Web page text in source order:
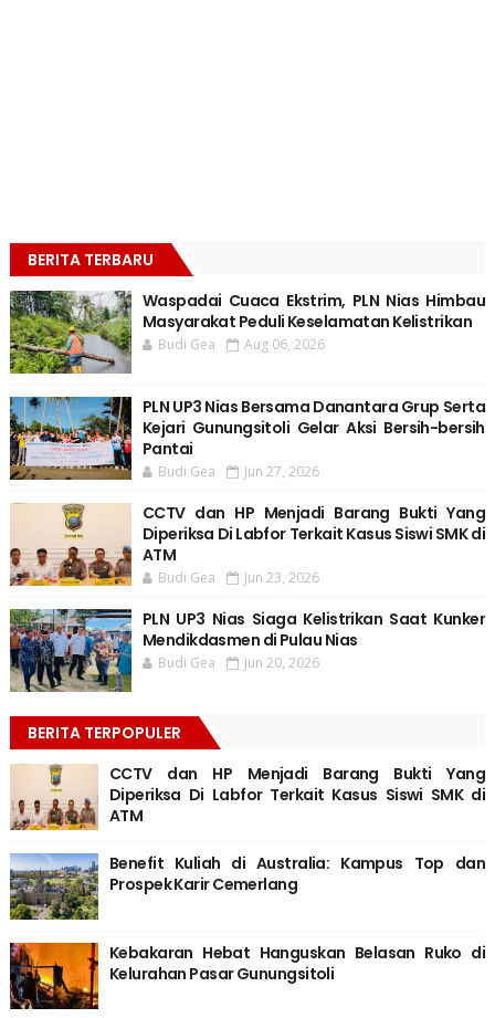
BERITA TERBARU
Waspadai Cuaca Ekstrim, PLN Nias Himbau
Masyarakat Peduli Keselamatan Kelistrikan
Budi Gea Aug 06, 2026
PLN UP3 Nias Bersama Danantara Grup Serta
Kejari Gunungsitoli Gelar Aksi Bersih-bersih
Pantai
Budi Gea Jun 27, 2026
CCTV dan HP Menjadi Barang Bukti Yang
Diperiksa Di Labfor Terkait Kasus Siswi SMK di
ATM
Budi Gea Jun 23, 2026
PLN UP3 Nias Siaga Kelistrikan Saat Kunker
Mendikdasmen di Pulau Nias
Budi Gea Jun 20, 2026
BERITA TERPOPULER
CCTV dan HP Menjadi Barang Bukti Yang
Diperiksa Di Labfor Terkait Kasus Siswi SMK di
ATM
Benefit Kuliah di Australia: Kampus Top dan
Prospek Karir Cemerlang
Kebakaran Hebat Hanguskan Belasan Ruko di
Kelurahan Pasar Gunungsitoli